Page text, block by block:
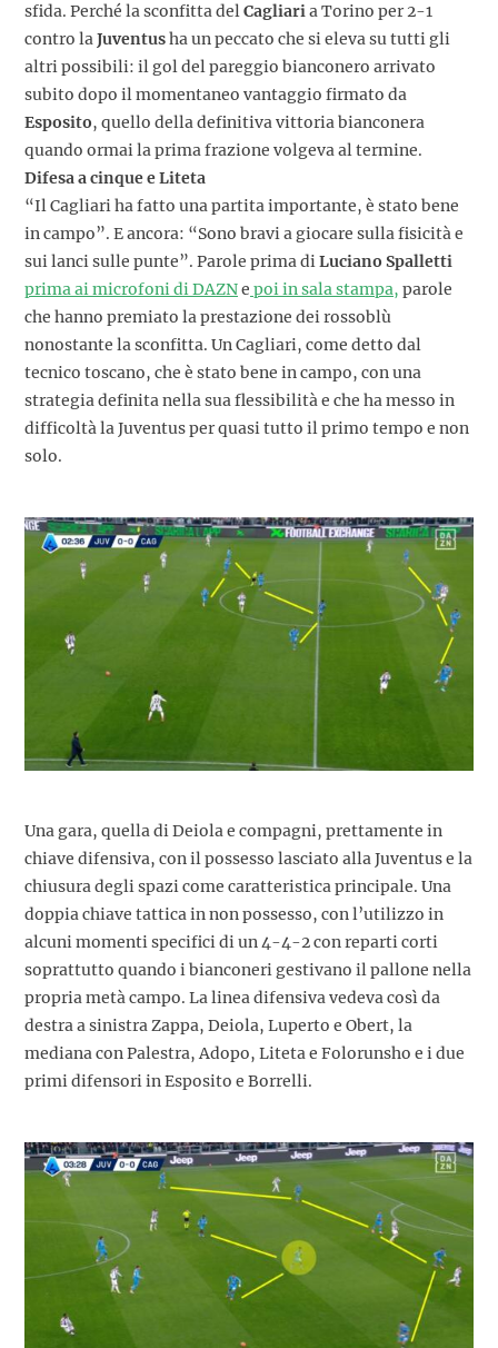
sfida. Perché la sconfitta delCagliaria Torino per 2-1
contro laJuventusha un peccato che si eleva su tutti gli
altri possibili: il gol del pareggio bianconero arrivato
subito dopo il momentaneo vantaggio firmato da
Esposito, quello della definitiva vittoria bianconera
quando ormai la prima frazione volgeva al termine.
Difesa a cinque e Liteta
“Il Cagliari ha fatto una partita importante, è stato bene
in campo”. E ancora: “Sono bravi a giocare sulla fisicità e
sui lanci sulle punte”. Parole prima diLuciano Spalletti
prima ai microfoni di DAZNe poi in sala stampa, parole
che hanno premiato la prestazione dei rossoblù
nonostante la sconfitta. Un Cagliari, come detto dal
tecnico toscano, che è stato bene in campo, con una
strategia definita nella sua flessibilità e che ha messo in
difficoltà la Juventus per quasi tutto il primo tempo e non
solo.
Una gara, quella di Deiola e compagni, prettamente in
chiave difensiva, con il possesso lasciato alla Juventus e la
chiusura degli spazi come caratteristica principale. Una
doppia chiave tattica in non possesso, con l’utilizzo in
alcuni momenti specifici di un 4-4-2 con reparti corti
soprattutto quando i bianconeri gestivano il pallone nella
propria metà campo. La linea difensiva vedeva così da
destra a sinistra Zappa, Deiola, Luperto e Obert, la
mediana con Palestra, Adopo, Liteta e Folorunsho e i due
primi difensori in Esposito e Borrelli.